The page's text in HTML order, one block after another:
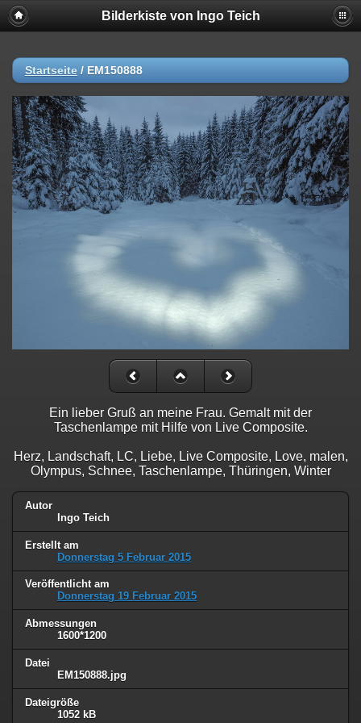
Bilderkiste von Ingo Teich
Startseite / EM150888
Ein lieber Gruß an meine Frau. Gemalt mit der
Taschenlampe mit Hilfe von Live Composite.
Herz, Landschaft, LC, Liebe, Live Composite, Love, malen,
Olympus, Schnee, Taschenlampe, Thüringen, Winter
Autor
Ingo Teich
Erstellt am
Donnerstag 5 Februar 2015
Veröffentlicht am
Donnerstag 19 Februar 2015
Abmessungen
1600*1200
Datei
EM150888.jpg
Dateigröße
1052 kB